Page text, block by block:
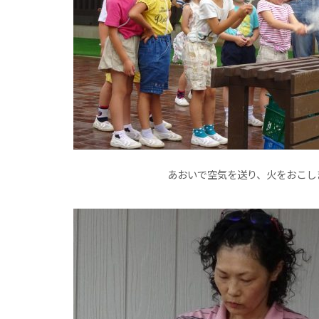
あおいで空気を送り、火をおこし